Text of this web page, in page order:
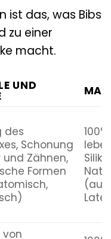
ist das, was Bibs
zu einer
macht.
UND
des
Schonung
und Zähnen,
Formen
100%
von